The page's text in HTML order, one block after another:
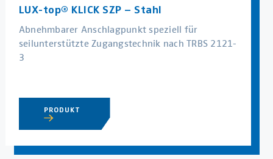
LUX-top® KLICK SZP – Stahl
Abnehmbarer Anschlagpunkt speziell für
seilunterstützte Zugangstechnik nach TRBS 2121-
3
PRODUKT